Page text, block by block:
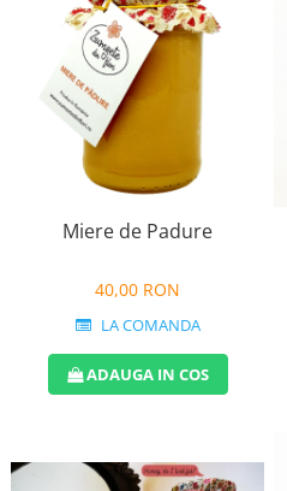
Miere de Padure
40,00 RON
LA COMANDA
ADAUGA IN COS